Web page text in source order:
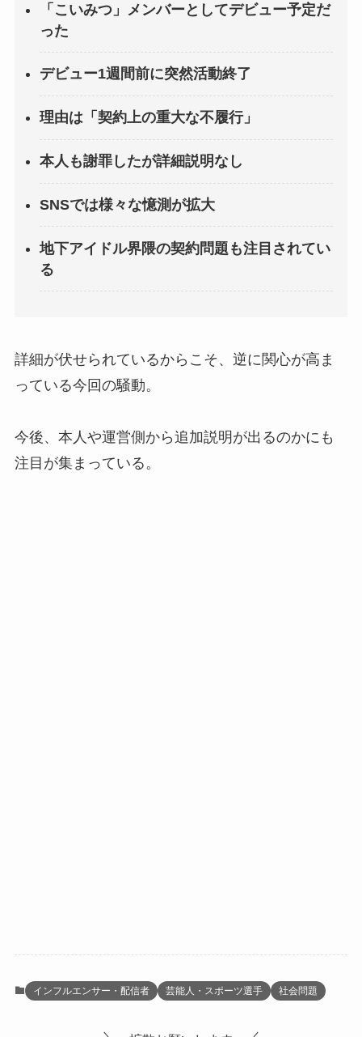
「こいみつ」メンバーとしてデビュー予定だ
った
デビュー1週間前に突然活動終了
理由は「契約上の重大な不履行」
本人も謝罪したが詳細説明なし
SNSでは様々な憶測が拡大
地下アイドル界隈の契約問題も注目されてい
る
詳細が伏せられているからこそ、逆に関心が高ま
っている今回の騒動。
今後、本人や運営側から追加説明が出るのかにも
注目が集まっている。
インフルエンサー・配信者 芸能人・スポーツ選手 社会問題